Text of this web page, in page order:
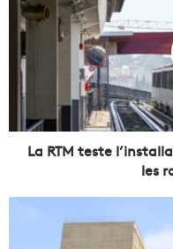
M
t
La RTM teste
les